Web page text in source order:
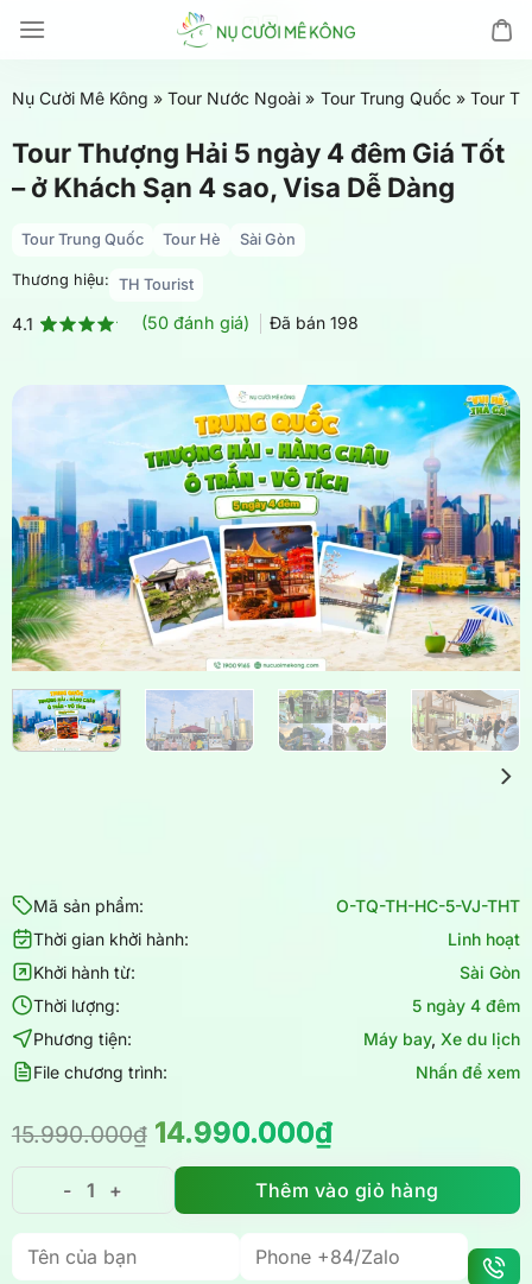
đến
dung
Nụ Cười Mê Kông » Tour Nước Ngoài » Tour Trung Quốc » Tour
Tour Thượng Hải 5 ngày 4 đêm Giá Tốt
– ở Khách Sạn 4 sao, Visa Dễ Dàng
Tour Trung Quốc Tour Hè Sài Gòn
Thương hiệu: TH Tourist
4.1 (50đánh giá) Đã bán 198
Mã sản phẩm:
O-TQ-TH-HC-5-VJ-THT
Thời gian khởi hành:
Linh hoạt
Khởi hành từ:
Sài Gòn
Thời lượng:
5 ngày 4 đêm
Phương tiện:
Máy bay, Xe du lịch
File chương trình:
Nhấn để xem
15.990.000₫
Giá
gốc
15.990.000₫.
14.990.000₫
Giá
hiện
là:
14.990.000₫.
Tour Thượng Hải 5 ngày 4 đêm Giá Tốt - ở Khách
Thêm vào giỏ hàng